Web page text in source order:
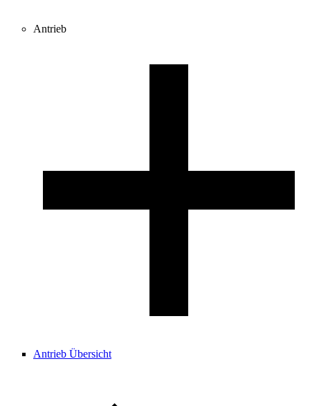
Antrieb
Antrieb Übersicht